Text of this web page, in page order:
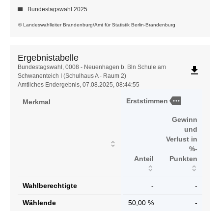
© Landeswahlleiter Brandenburg/Amt für Statistik Berlin-Brandenburg
Bundestagswahl 2025
Ergebnistabelle
Ergebnistabelle
Bundestagswahl, 0008 - Neuenhagen b. Bln Schule am
Schwanenteich I (Schulhaus A - Raum 2)
Amtliches Endergebnis, 07.08.2025, 08:44:55
file_download
Merkmal Erststimmen more
Anteil
Gewinn
und
Verlust in
%-
Punkten
Wahlberechtigte - -
Wählende 50,00 % -